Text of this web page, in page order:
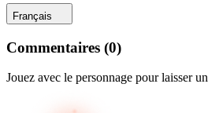
Français
Commentaires (0)
Jouez avec le personnage pour laisser